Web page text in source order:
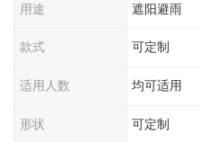
用途 遮阳避雨
款式 可定制
适用人数 均可适用
形状 可定制